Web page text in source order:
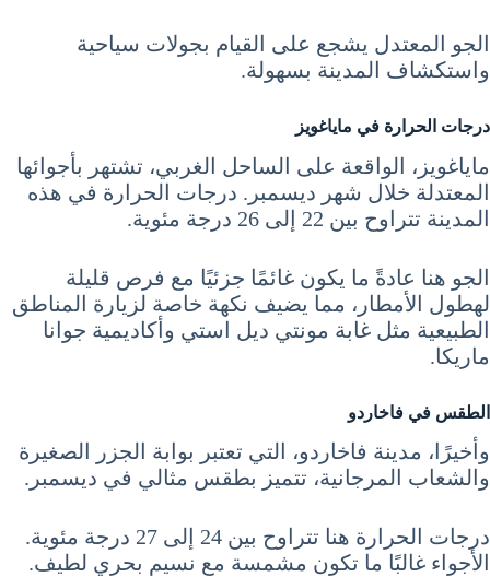
الجو المعتدل يشجع على القيام بجولات سياحية
واستكشاف المدينة بسهولة.
درجات الحرارة في ماياغويز
ماياغويز، الواقعة على الساحل الغربي، تشتهر بأجوائها
المعتدلة خلال شهر ديسمبر. درجات الحرارة في هذه
المدينة تتراوح بين 22 إلى 26 درجة مئوية.
الجو هنا عادةً ما يكون غائمًا جزئيًا مع فرص قليلة
لهطول الأمطار، مما يضيف نكهة خاصة لزيارة المناطق
الطبيعية مثل غابة مونتي ديل استي وأكاديمية جوانا
ماريكا.
الطقس في فاخاردو
وأخيرًا، مدينة فاخاردو، التي تعتبر بوابة الجزر الصغيرة
والشعاب المرجانية، تتميز بطقس مثالي في ديسمبر.
درجات الحرارة هنا تتراوح بين 24 إلى 27 درجة مئوية.
الأجواء غالبًا ما تكون مشمسة مع نسيم بحري لطيف.